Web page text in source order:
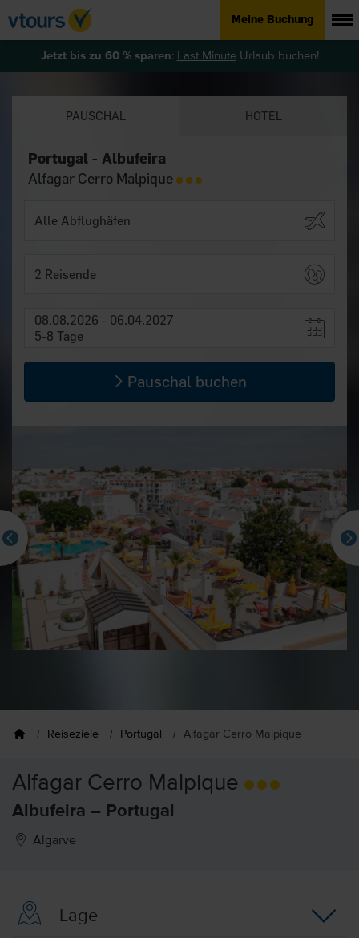
Meine Buchung
Jetzt bis zu 60 % sparen: Last MinuteUrlaub buchen!
PAUSCHAL HOTEL
Portugal - Albufeira
Alfagar Cerro Malpique
2 Reisende
08.08.2026 - 06.04.2027
5-8 Tage
Pauschal buchen
Reiseziele Portugal Alfagar Cerro Malpique
Alfagar Cerro Malpique
Albufeira – Portugal
Algarve
Lage